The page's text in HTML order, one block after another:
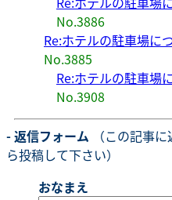
No.3886
Re:ホテルの駐車場に
No.3885
Re:ホテルの駐車場
No.3908
- 返信フォーム （この記事
ら投稿して下さい）
おなまえ